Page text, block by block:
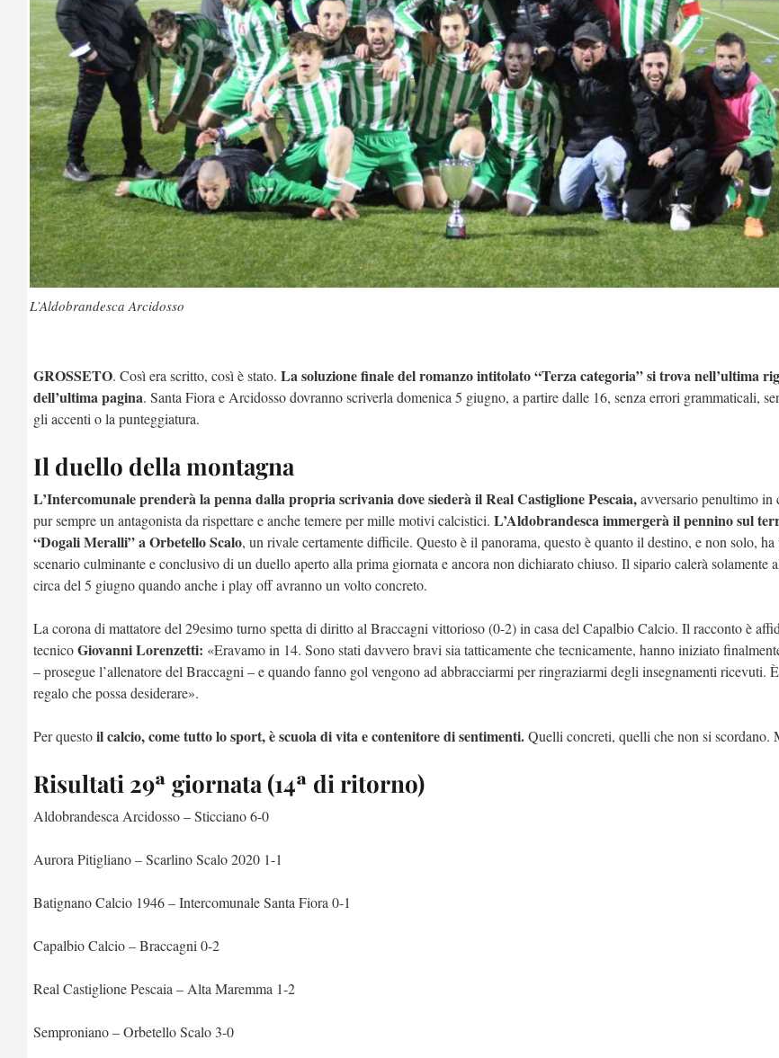
L’Aldobrandesca Arcidosso
GROSSETO. Così era scritto, così è stato. La soluzione finale del romanzo intitolato “Terza categoria” si trova nell’ultima
dell’ultima pagina. Santa Fiora e Arcidosso dovranno scriverla domenica 5 giugno, a partire dalle 16, senza errori grammaticali,
gli accenti o la punteggiatura.
Il duello della montagna
L’Intercomunale prenderà la penna dalla propria scrivania dove siederà il Real Castiglione Pescaia,avversario penultimo in
pur sempre un antagonista da rispettare e anche temere per mille motivi calcistici. L’Aldobrandesca immergerà il pennino sul
“Dogali Meralli” a Orbetello Scalo, un rivale certamente difficile. Questo è il panorama, questo è quanto il destino, e non solo,
scenario culminante e conclusivo di un duello aperto alla prima giornata e ancora non dichiarato chiuso. Il sipario calerà solamente
circa del 5 giugno quando anche i play off avranno un volto concreto.
La corona di mattatore del 29esimo turno spetta di diritto al Braccagni vittorioso (0-2) in casa del Capalbio Calcio. Il racconto è
tecnicoGiovanni Lorenzetti: «Eravamo in 14. Sono stati davvero bravi sia tatticamente che tecnicamente, hanno iniziato
– prosegue l’allenatore del Braccagni – e quando fanno gol vengono ad abbracciarmi per ringraziarmi degli insegnamenti ricevuti.
regalo che possa desiderare».
Per questoil calcio, come tutto lo sport, è scuola di vita e contenitore di sentimenti.Quelli concreti, quelli che non si scordano.
Risultati 29ª giornata (14ª di ritorno)
Aldobrandesca Arcidosso – Sticciano 6-0
Aurora Pitigliano – Scarlino Scalo 2020 1-1
Batignano Calcio 1946 – Intercomunale Santa Fiora 0-1
Capalbio Calcio – Braccagni 0-2
Real Castiglione Pescaia – Alta Maremma 1-2
Semproniano – Orbetello Scalo 3-0